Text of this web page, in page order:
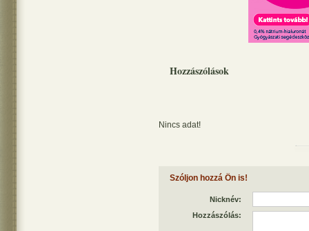
Hozzászólások
Nincs adat!
Szóljon hozzá Ön is!
Nicknév:
Hozzászólás: